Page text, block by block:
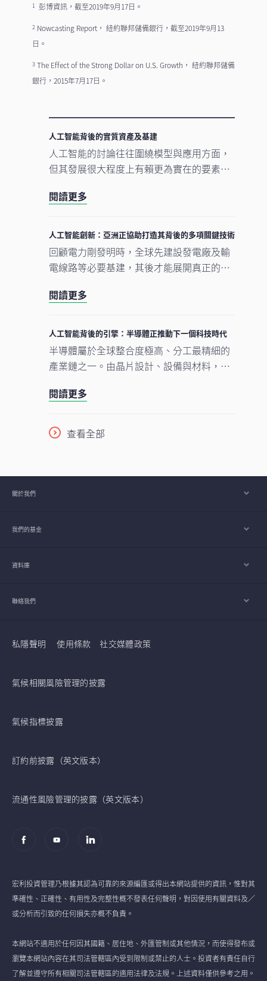
1 彭博資訊，截至2019年9月17日。
2Nowcasting Report， 紐約聯邦儲備銀行，截至2019年9月13
日。
3The Effect of the Strong Dollar on U.S. Growth， 紐約聯邦儲備
銀行，2015年7月17日。
人工智能背後的實質資產及基建
人工智能的討論往往圍繞模型與應用方面，
但其發展很大程度上有賴更為實在的要素。
撐人工智能發展的實體基礎。隨著結構性因
工智能建設的支柱。
閱讀更多
人工智能創新：亞洲正協助打造其背後的多項關鍵技術
回顧電力剛發明時，全球先建設發電廠及輸
電線路等必要基建，其後才能展開真正的轉
企業對晶片、數據中心及電網的大規模投
奠下基礎。在我們看來，市場討論焦點正愈
來愈由「人工智能採用能否延續」轉向「支
撐人工智能發展的關鍵基建如何落地與擴
建」。在這個發展進程中，亞洲看來正扮演
重要角色。
閱讀更多
人工智能背後的引擎：半導體正推動下一個科技時代
半導體屬於全球整合度極高、分工最精細的
產業鏈之一。由晶片設計、設備與材料，到
產流程，已橫跨多個大洲、涉及多個國家，
着半導體愈來愈成為一場不少人尚未準備就
緒的人工智能（AI）競賽之基石，理解此行
閱讀更多
查看全部
關於我們
我們的基金
資料庫
聯絡我們
私隱聲明 使用條款 社交媒體政策
氣候相關風險管理的披露
氣候指標披露
訂約前披露（英文版本）
流通性風險管理的披露（英文版本）
宏利投資管理乃根據其認為可靠的來源編匯或得出本網站提供的資訊，惟對其
準確性、正確性、有用性及完整性概不發表任何聲明，對因使用有關資料及／
或分析而引致的任何損失亦概不負責。
本網站不適用於任何因其國籍、居住地、外匯管制或其他情況，而使得發布或
瀏覽本網站內容在其司法管轄區內受到限制或禁止的人士。投資者有責任自行
了解並遵守所有相關司法管轄區的適用法律及法規。上述資料僅供參考之用。